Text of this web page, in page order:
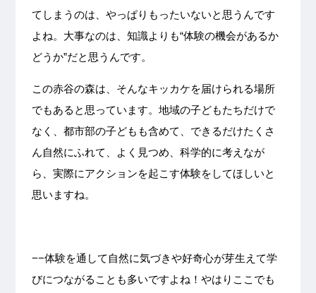
てしまうのは、やっぱりもったいないと思うんです
よね。大事なのは、知識よりも“体験の機会があるか
どうか”だと思うんです。
この赤谷の森は、そんなキッカケを届けられる場所
でもあると思っています。地域の子どもたちだけで
なく、都市部の子どもも含めて、できるだけたくさ
ん自然にふれて、よく見つめ、科学的に考えなが
ら、実際にアクションを起こす体験をしてほしいと
思いますね。
−−体験を通して自然に気づきや好奇心が芽生えて学
びにつながることも多いですよね！やはりここでも